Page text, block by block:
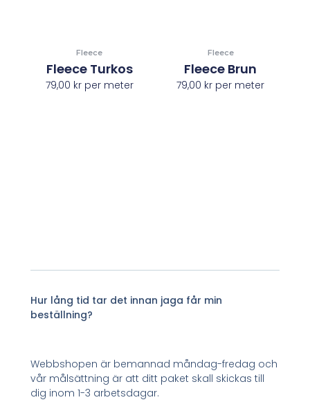
Fleece
Fleece Turkos
79,00 krper meter
Fleece
Fleece Brun
79,00 kr per meter
Hur lång tid tar det innan jaga får min
beställning?
Webbshopen är bemannad måndag-fredag och
vår målsättning är att ditt paket skall skickas till
dig inom 1-3 arbetsdagar.